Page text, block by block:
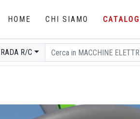
HOME CHI SIAMO
R/C